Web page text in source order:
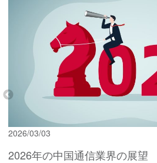
2026/03/03
2026年の中国通信業界の展望